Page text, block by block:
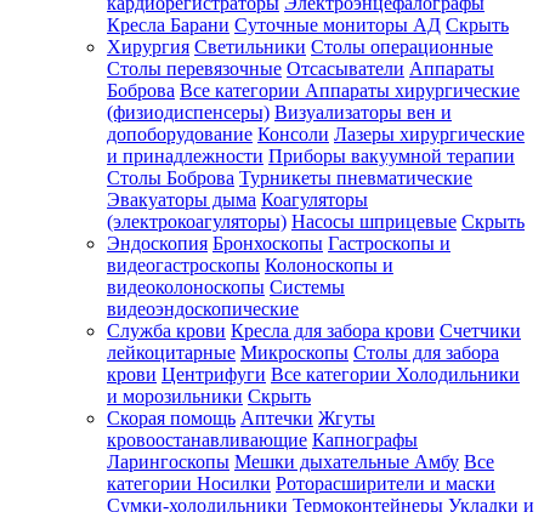
Кресла Барани Суточные мониторы АД Скрыть
Хирургия Светильники Столы операционные
Столы перевязочные Отсасыватели Аппараты
Боброва Все категории Аппараты хирургические
(физиодиспенсеры) Визуализаторы вен и
допоборудование Консоли Лазеры хирургические
и принадлежности Приборы вакуумной терапии
Столы Боброва Турникеты пневматические
Эвакуаторы дыма Коагуляторы
(электрокоагуляторы) Насосы шприцевые Скрыть
Эндоскопия Бронхоскопы Гастроскопы и
видеогастроскопы Колоноскопы и
видеоколоноскопы Системы
видеоэндоскопические
Служба крови Кресла для забора крови Счетчики
лейкоцитарные Микроскопы Столы для забора
крови Центрифуги Все категории Холодильники
и морозильники Скрыть
Скорая помощь Аптечки Жгуты
кровоостанавливающие Капнографы
Ларингоскопы Мешки дыхательные Амбу Все
категории Носилки Роторасширители и маски
Сумки-холодильники Термоконтейнеры Укладки и